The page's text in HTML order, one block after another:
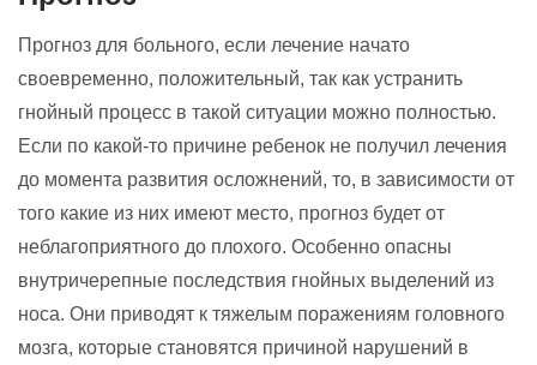
Прогноз для больного, если лечение начато
своевременно, положительный, так как устранить
гнойный процесс в такой ситуации можно полностью.
Если по какой-то причине ребенок не получил лечения
до момента развития осложнений, то, в зависимости от
того какие из них имеют место, прогноз будет от
неблагоприятного до плохого. Особенно опасны
внутричерепные последствия гнойных выделений из
носа. Они приводят к тяжелым поражениям головного
мозга, которые становятся причиной нарушений в